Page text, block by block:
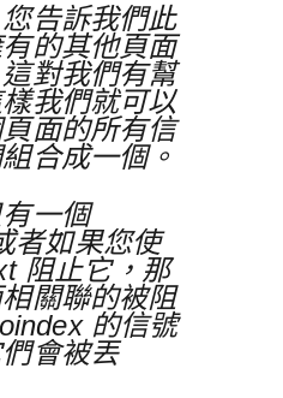
告訴我們此
的其他頁面
對我們有幫
我們就可以
面的所有信
合成一個。
一個
者如果您使
阻止它，那
關聯的被阻
的信號
會被丟